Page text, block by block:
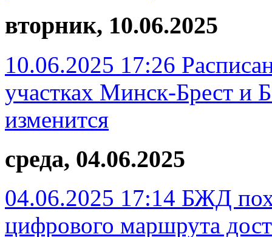
вторник, 10.06.2025
10.06.2025 17:26
участках Минск-Брест и
изменится
среда, 04.06.2025
04.06.2025 17:14 БЖД
цифрового маршрута